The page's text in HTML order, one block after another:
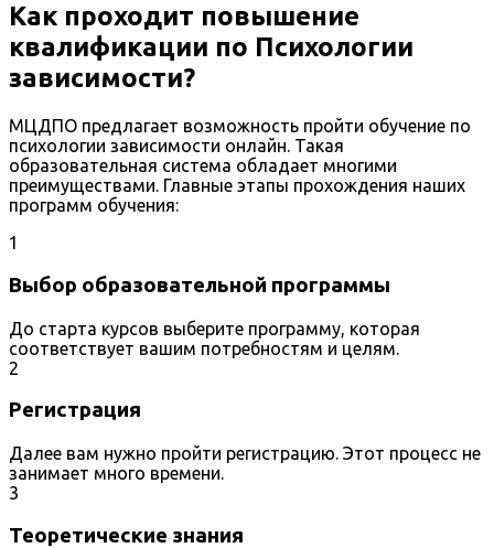
Как проходит повышение
квалификации по Психологии
зависимости?
МЦДПО предлагает возможность пройти обучение по
психологии зависимости онлайн. Такая
образовательная система обладает многими
преимуществами. Главные этапы прохождения наших
программ обучения:
1
Выбор образовательной программы
До старта курсов выберите программу, которая
соответствует вашим потребностям и целям.
2
Регистрация
Далее вам нужно пройти регистрацию. Этот процесс не
занимает много времени.
3
Теоретические знания